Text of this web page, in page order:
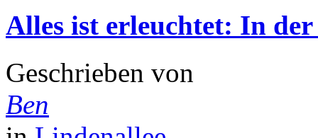
Alles ist erleuchtet: In der
Geschrieben von
Ben